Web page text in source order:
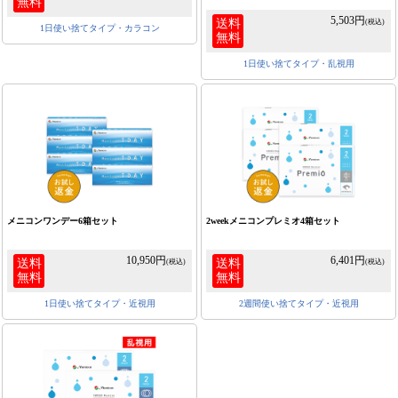
1日使い捨てタイプ・カラコン
送料
無料
5,503円 (税込)
1日使い捨てタイプ・乱視用
メニコンワンデー6箱セット
送料
無料
10,950円 (税込)
1日使い捨てタイプ・近視用
2weekメニコンプレミオ4箱セット
送料
無料
6,401円 (税込)
2週間使い捨てタイプ・近視用